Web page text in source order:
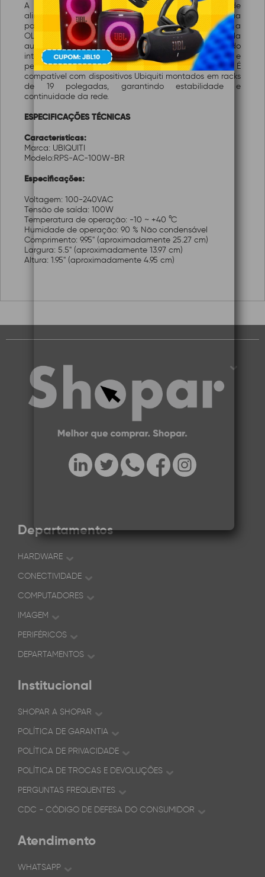
A Ubiquiti RPS-AC-100W-BR é uma fonte de
alimentação redundante que garante energia contínua
para dispositivos Ubiquiti, como o EdgeRouter Infinity e a
OLT UFiber. Em caso de falha da fonte principal, ela
automaticamente alterna para a secundária, evitando
interrupções. Suporta entrada de 100-240V AC e
permite troca hot-swap, ideal para ambientes críticos. É
compatível com dispositivos Ubiquiti montados em racks
de 19 polegadas, garantindo estabilidade e
continuidade da rede.
ESPECIFICAÇÕES TÉCNICAS
Características:
Marca: UBIQUITI
Modelo:RPS-AC-100W-BR
Especificações:
Voltagem: 100-240VAC
Tensão de saída: 100W
Temperatura de operação: -10 ~ +40 °C
Humidade de operação: 90 % Não condensável
Comprimento: 9.95" (aproximadamente 25.27 cm)
Largura: 5.5" (aproximadamente 13.97 cm)
Altura: 1.95" (aproximadamente 4.95 cm)
Departamentos
HARDWARE
CONECTIVIDADE
COMPUTADORES
IMAGEM
PERIFÉRICOS
DEPARTAMENTOS
Institucional
SHOPAR A SHOPAR
POLÍTICA DE GARANTIA
POLÍTICA DE PRIVACIDADE
POLÍTICA DE TROCAS E DEVOLUÇÕES
PERGUNTAS FREQUENTES
CDC - CÓDIGO DE DEFESA DO CONSUMIDOR
Atendimento
WHATSAPP